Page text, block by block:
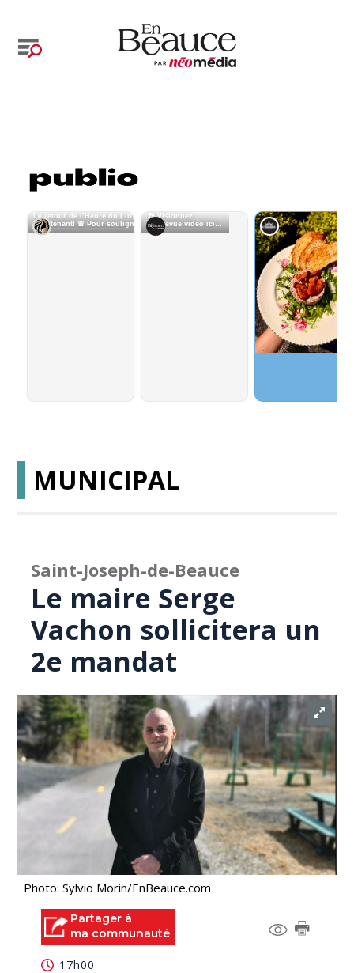
MUNICIPAL
Saint-Joseph-de-Beauce
Le maire Serge
Vachon sollicitera un
2e mandat
Photo: Sylvio Morin/EnBeauce.com
Partager à
ma communauté
17h00